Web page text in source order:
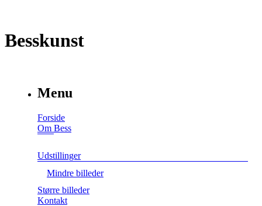
Besskunst
Menu
Forside
Om Bess
Udstillinger
Mindre billeder
Større billeder
Kontakt